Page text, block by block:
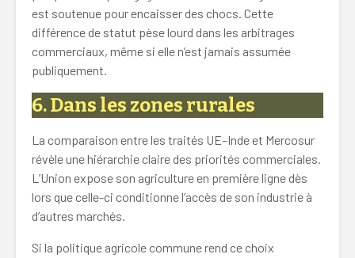
est soutenue pour encaisser des chocs. Cette
différence de statut pèse lourd dans les arbitrages
commerciaux, même si elle n’est jamais assumée
publiquement.
6. Dans les zones rurales
La comparaison entre les traités UE–Inde et Mercosur
révèle une hiérarchie claire des priorités commerciales.
L’Union expose son agriculture en première ligne dès
lors que celle-ci conditionne l’accès de son industrie à
d’autres marchés.
Si la politique agricole commune rend ce choix